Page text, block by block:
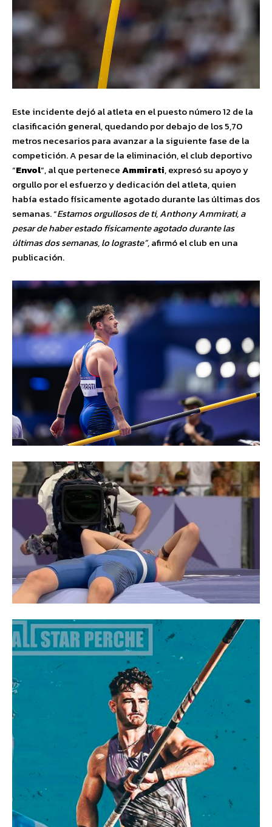
Este incidente dejó al atleta en el puesto número 12 de la
clasificación general, quedando por debajo de los 5,70
metros necesarios para avanzar a la siguiente fase de la
competición. A pesar de la eliminación, el club deportivo
“Envol“, al que perteneceAmmirati, expresó su apoyo y
orgullo por el esfuerzo y dedicación del atleta, quien
había estado físicamente agotado durante las últimas dos
semanas. “Estamos orgullosos de ti, Anthony Ammirati, a
pesar de haber estado físicamente agotado durante las
últimas dos semanas, lo lograste”,afirmó el club en una
publicación.